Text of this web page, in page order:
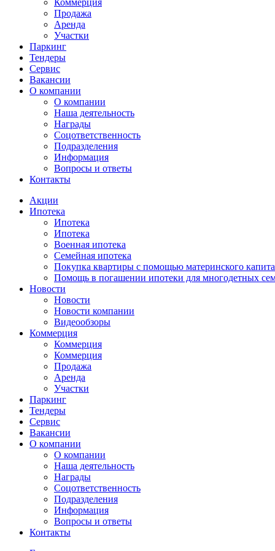
Коммерция
Продажа
Аренда
Участки
Паркинг
Тендеры
Сервис
Вакансии
О компании
О компании
Наша деятельность
Награды
Соцответственность
Подразделения
Информация
Вопросы и ответы
Контакты
Акции
Ипотека
Ипотека
Ипотека
Военная ипотека
Семейная ипотека
Покупка квартиры с помощью материнского
Помощь в погашении ипотеки для многодетных
Новости
Новости
Новости компании
Видеообзоры
Коммерция
Коммерция
Коммерция
Продажа
Аренда
Участки
Паркинг
Тендеры
Сервис
Вакансии
О компании
О компании
Наша деятельность
Награды
Соцответственность
Подразделения
Информация
Вопросы и ответы
Контакты